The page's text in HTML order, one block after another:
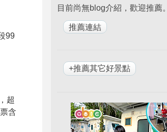
99
超
含
目前尚無blog介紹，歡迎推薦。
+推薦其它好景點